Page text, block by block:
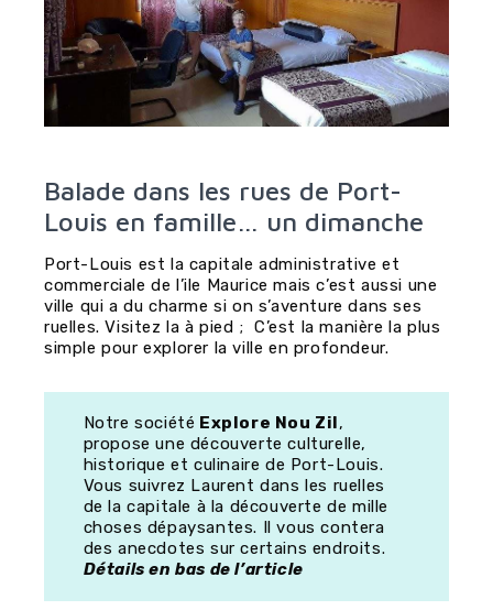
Balade dans les rues de Port-
Louis en famille… un dimanche
Port-Louis est la capitale administrative et
commerciale de l’ile Maurice mais c’est aussi une
ville qui a du charme si on s’aventure dans ses
ruelles. Visitez la à pied ; C’est la manière la plus
simple pour explorer la ville en profondeur.
Notre société Explore Nou Zil,
propose une découverte culturelle,
historique et culinaire de Port-Louis.
Vous suivrez Laurent dans les ruelles
de la capitale à la découverte de mille
choses dépaysantes. Il vous contera
des anecdotes sur certains endroits.
Détails en bas de l’article